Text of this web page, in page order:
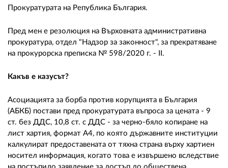
Прокуратурата на Република България.
Пред мен е резолюция на Върховната административна
прокуратура, отдел "Надзор за законност", за прекратяване
на прокурорска преписка № 598/2020 г. - II.
Какъв е казусът?
Асоциацията за борба против корупцията в България
(АБКБ) постави пред прокуратурата въпроса за цената - 9
ст. без ДДС, 10,8 ст. с ДДС - за черно-бяло копиране на
лист хартия, формат А4, по която държавните институции
калкулират предоставената от тяхна страна върху хартиен
носител информация, когато това е извършено вследствие